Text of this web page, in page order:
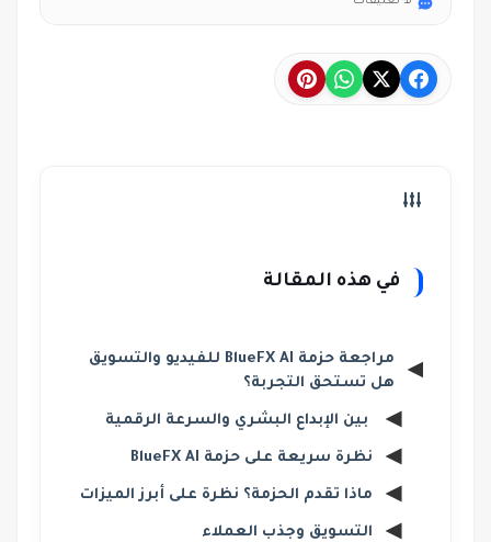
في هذه المقالة
مراجعة حزمة BlueFX AI للفيديو والتسويق
هل تستحق التجربة؟
بين الإبداع البشري والسرعة الرقمية
نظرة سريعة على حزمة BlueFX AI
ماذا تقدم الحزمة؟ نظرة على أبرز الميزات
التسويق وجذب العملاء